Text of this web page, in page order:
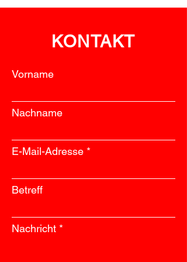
KONTAKT
Vorname
Nachname
E-Mail-Adresse
Betreff
Nachricht